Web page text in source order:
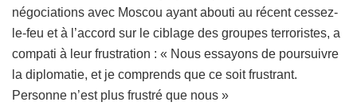
négociations avec Moscou ayant abouti au récent cessez-
le-feu et à l’accord sur le ciblage des groupes terroristes, a
compati à leur frustration : « Nous essayons de poursuivre
la diplomatie, et je comprends que ce soit frustrant.
Personne n’est plus frustré que nous »